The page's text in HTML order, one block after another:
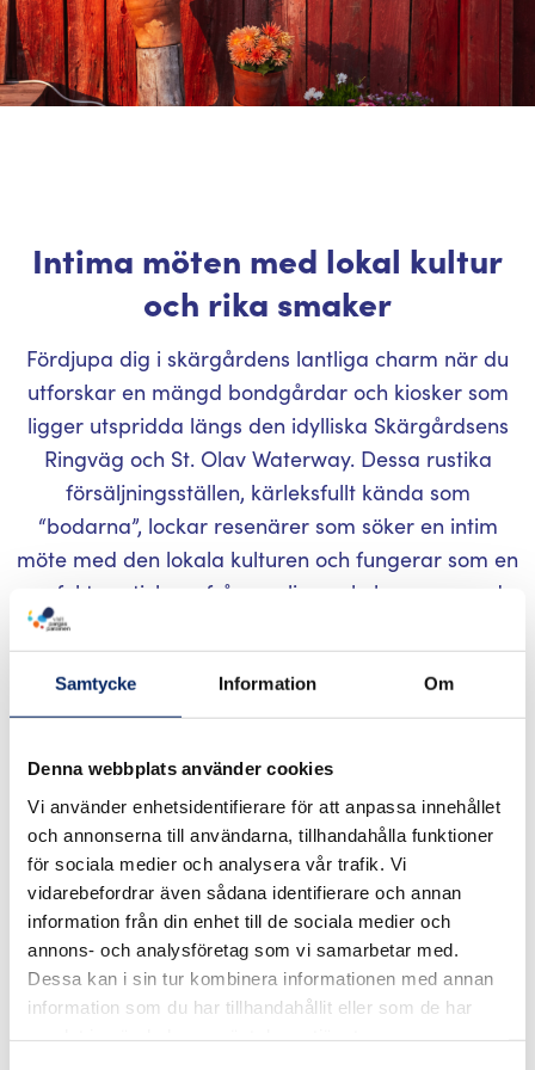
Samtycke Information Om
Denna webbplats använder cookies
Vi använder enhetsidentifierare för att anpassa innehållet
och annonserna till användarna, tillhandahålla funktioner
för sociala medier och analysera vår trafik. Vi
vidarebefordrar även sådana identifierare och annan
information från din enhet till de sociala medier och
annons- och analysföretag som vi samarbetar med.
Dessa kan i sin tur kombinera informationen med annan
information som du har tillhandahållit eller som de har
Intima möten med lokal kultur
och rika smaker
Fördjupa dig i skärgårdens lantliga charm när du
utforskar en mängd bondgårdar och kiosker som
ligger utspridda längs den idylliska Skärgårdsens
Ringväg och St. Olav Waterway. Dessa rustika
försäljningsställen, kärleksfullt kända som
“bodarna”, lockar resenärer som söker en intim
möte med den lokala kulturen och fungerar som en
perfekt avstickare från vanliga cykel-, promenad-
Från härlig nypotatis till läcker
honung
En avkopplande dagsutflykt från din hyrda stuga